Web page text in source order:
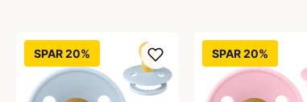
SPAR 20% SPAR 20%